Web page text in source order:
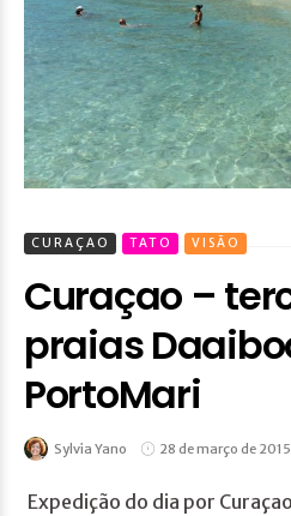
CURAÇAO TATO VISÃO
Curaçao –
praias
PortoMari
Sylvia Yano 28 de março de 2015
Expedição do dia por